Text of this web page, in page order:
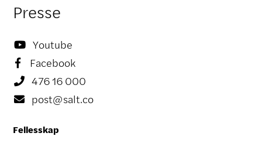
Presse
 Youtube
 Facebook
 476 16 000
 post@salt.co
Fellesskap